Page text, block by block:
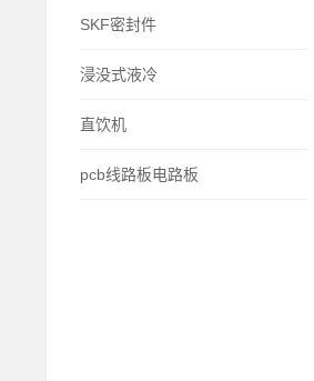
SKF密封件
浸没式液冷
直饮机
pcb线路板电路板